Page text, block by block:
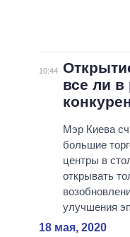
10:44
все ли
Мэр Киева
большие
центры в
открывать
улучшения
18 мая, 2020